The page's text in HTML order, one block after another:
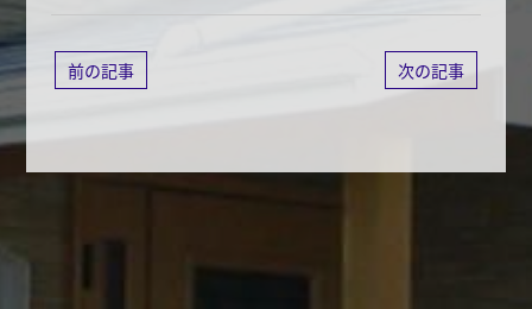
前の記事 次の記事